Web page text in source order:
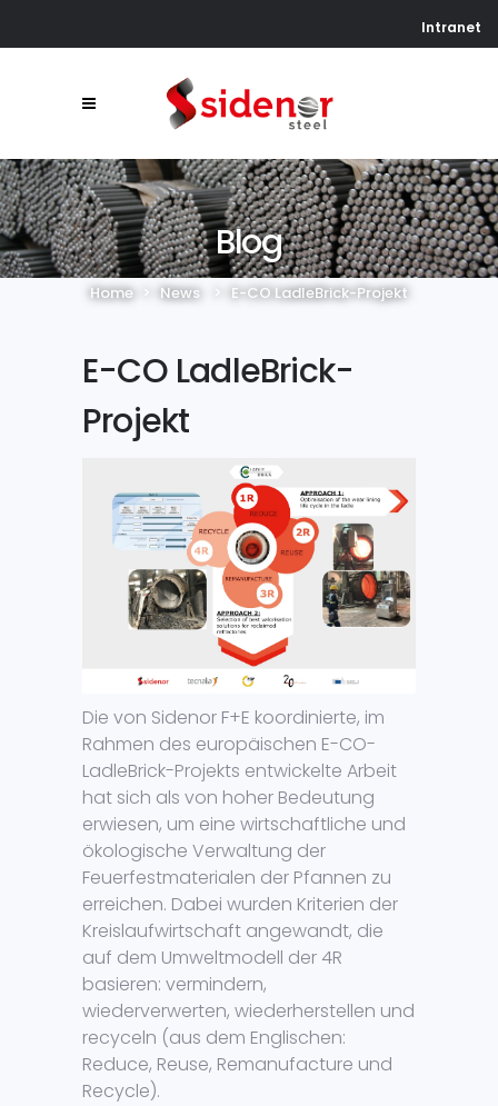
Intranet
Blog
Home News E-CO LadleBrick-Projekt
E-CO LadleBrick-
Projekt
Die von Sidenor F+E koordinierte, im
Rahmen des europäischen E-CO-
LadleBrick-Projekts entwickelte Arbeit
hat sich als von hoher Bedeutung
erwiesen, um eine wirtschaftliche und
ökologische Verwaltung der
Feuerfestmaterialen der Pfannen zu
erreichen. Dabei wurden Kriterien der
Kreislaufwirtschaft angewandt, die
auf dem Umweltmodell der 4R
basieren: vermindern,
wiederverwerten, wiederherstellen und
recyceln (aus dem Englischen:
Reduce, Reuse, Remanufacture und
Recycle).